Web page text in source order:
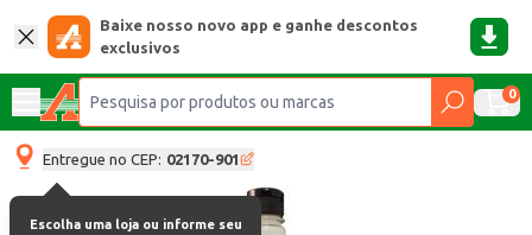
Baixe nosso novo app e ganhe descontos
exclusivos
0
Entregue no CEP: 02170-901
Escolha uma loja ou informe seu